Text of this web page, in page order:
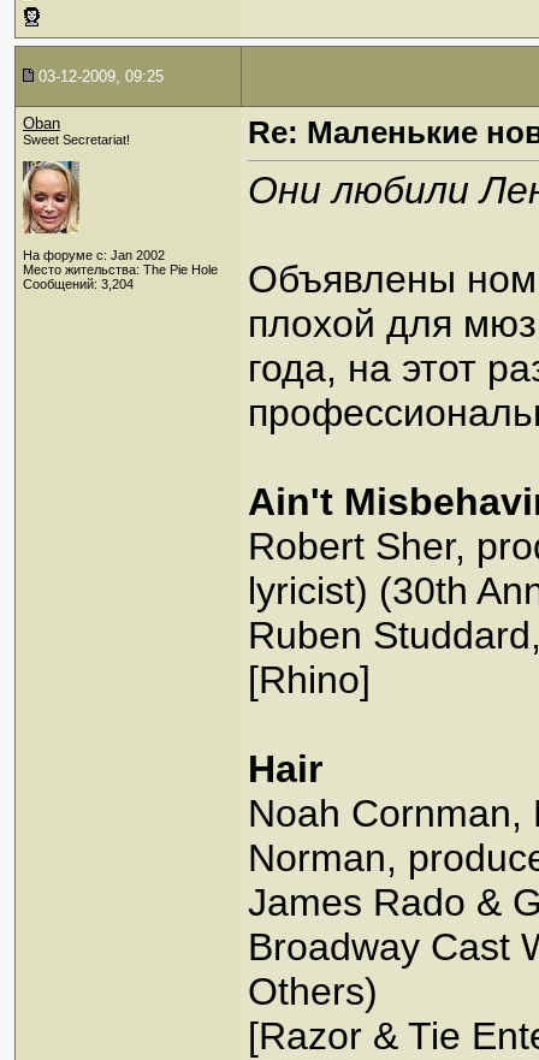
03-12-2009, 09:25
Oban
Sweet Secretariat!
На форуме с: Jan 2002
Место жительства: The Pie Hole
Сообщений: 3,204
Re: Маленькие
Они любили
Объявлены
плохой для
года, на этот
Ain't
Robert Sher,
lyricist) (30th
Ruben
[Rhino]
Hair
Noah Cornman,
Norman,
James Rado &
Broadway Cast
Others)
[Razor & Tie